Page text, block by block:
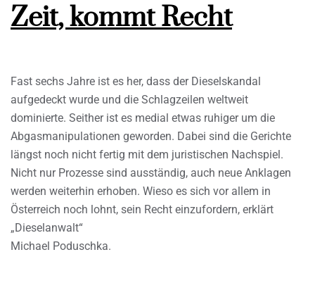
Zeit, kommt Recht
Fast sechs Jahre ist es her, dass der Dieselskandal
aufgedeckt wurde und die Schlagzeilen weltweit
dominierte. Seither ist es medial etwas ruhiger um die
Abgasmanipulationen geworden. Dabei sind die Gerichte
längst noch nicht fertig mit dem juristischen Nachspiel.
Nicht nur Prozesse sind ausständig, auch neue Anklagen
werden weiterhin erhoben. Wieso es sich vor allem in
Österreich noch lohnt, sein Recht einzufordern, erklärt
„Dieselanwalt“
Michael Poduschka.